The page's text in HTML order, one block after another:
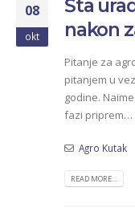
08
okt
Šta
nakon
Pitanje za
pitanjem u
godine.
fazi priprem…
Agro Kutak
READ MORE...